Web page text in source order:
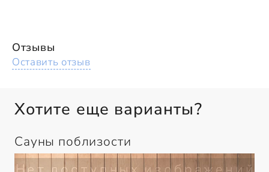
Отзывы
Оставить отзыв
Хотите еще варианты?
Сауны поблизости